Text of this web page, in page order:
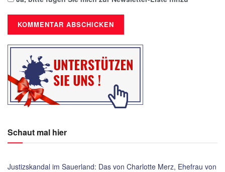
Schaut mal hier
Justizskandal im Sauerland: Das von Charlotte Merz, Ehefrau von